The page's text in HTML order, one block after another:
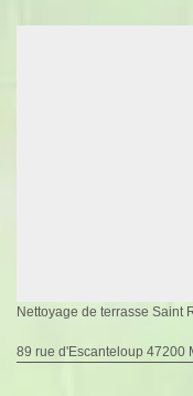
Nettoyage de terrasse Saint
89 rue d'Escanteloup 47200